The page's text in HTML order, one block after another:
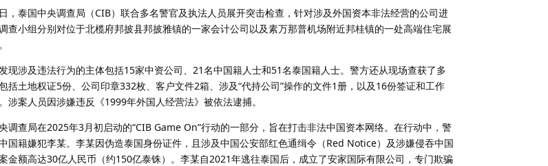
，泰国中央调查局（CIB）联合多名警官及执法人员展开突击检查，针对涉及外国资本非法经营的公司进
查小组分别对位于北榄府邦披县邦披雅镇的一家会计公司以及素万那普机场附近邦桂镇的一处高端住宅展
现涉及违法行为的主体包括15家中资公司、21名中国籍人士和51名泰国籍人士。警方还从现场查获了多
括土地权证5份、公司印章332枚、客户文件2箱、涉及“代持公司”操作的文件1册，以及16份签证和工作
涉案人员因涉嫌违反《1999年外国人经营法》被依法逮捕。
调查局在2025年3月初启动的“CIB Game On”行动的一部分，旨在打击非法中国资本网络。在行动中，警
国籍嫌犯李某。李某因伪造泰国身份证件，且涉及中国公安部红色通缉令（Red Notice）及涉嫌侵吞中国
金额高达30亿人民币（约150亿泰铢）。李某自2021年逃往泰国后，成立了安家国际有限公司，专门欺骗